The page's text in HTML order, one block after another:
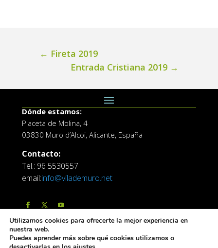
← Fireta 2019
Entrada Cristiana 2019 →
Dónde estamos:
Placeta de Molina, 4
03830 Muro d’Alcoi, Alicante, España
Contacto:
Tel.: 96 5530557
email:info@vilademuro.net
Utilizamos cookies para ofrecerte la mejor experiencia en
nuestra web.
Puedes aprender más sobre qué cookies utilizamos o